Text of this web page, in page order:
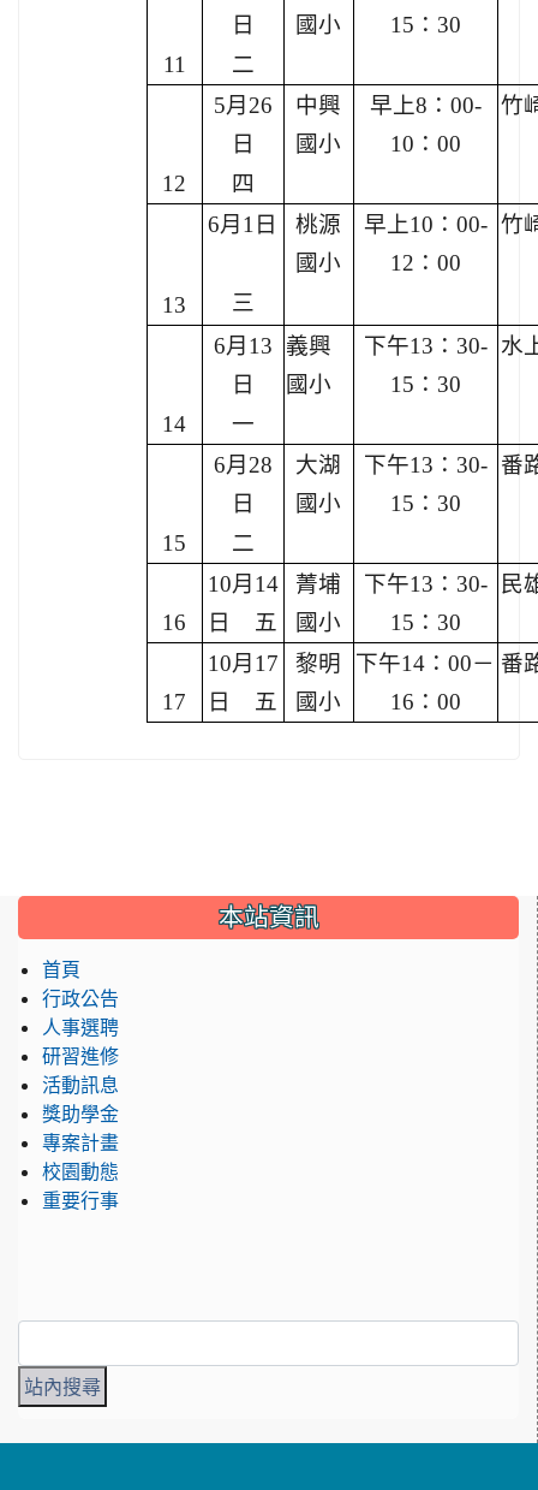
11
日
國小
15：30
二
12
5月26
日
中興
國小
早上8：00-
10：00
竹
四
13
6月1日
桃源
國小
早上10：00-
12：00
竹
三
14
6月13
日
義興
國小
下午13：30-
15：30
水
一
15
6月28
日
大湖
國小
下午13：30-
15：30
番
二
16
10月14
日 五
菁埔
國小
下午13：30-
15：30
民
17
10月17
日 五
黎明
國小
下午14：00－
16：00
番
::: 本站資訊
首頁
行政公告
人事選聘
研習進修
活動訊息
獎助學金
專案計畫
校園動態
重要行事